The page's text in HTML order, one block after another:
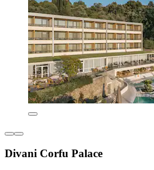
Divani Corfu Palace